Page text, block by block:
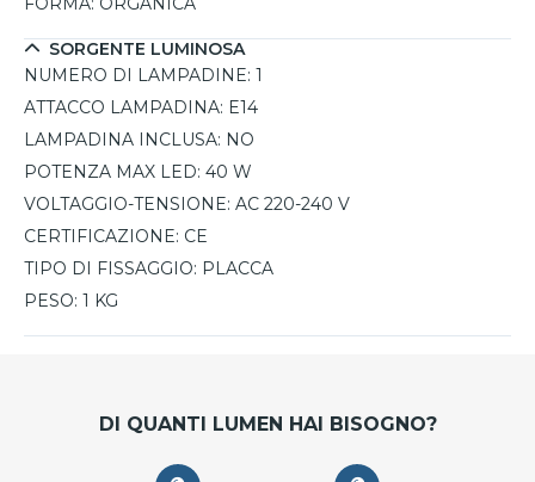
SORGENTE LUMINOSA
NUMERO DI LAMPADINE: 1
ATTACCO LAMPADINA: E14
LAMPADINA INCLUSA: NO
POTENZA MAX LED: 40 W
VOLTAGGIO-TENSIONE: AC 220-240 V
CERTIFICAZIONE: CE
TIPO DI FISSAGGIO: PLACCA
PESO: 1 KG
DI QUANTI LUMEN HAI BISOGNO?